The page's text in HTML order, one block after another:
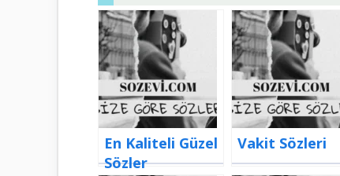
En Kaliteli Güzel
Sözler
Vakit Sözleri